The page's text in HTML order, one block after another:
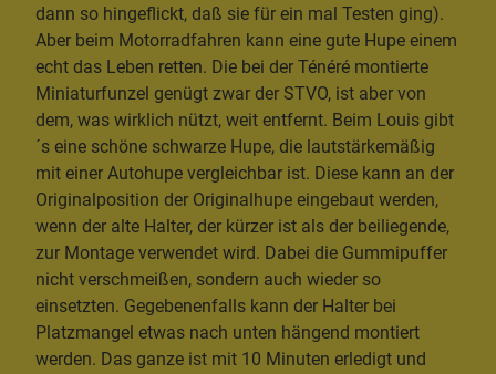
dann so hingeflickt, daß sie für ein mal Testen ging).
Aber beim Motorradfahren kann eine gute Hupe einem
echt das Leben retten. Die bei der Ténéré montierte
Miniaturfunzel genügt zwar der STVO, ist aber von
dem, was wirklich nützt, weit entfernt. Beim Louis gibt
´s eine schöne schwarze Hupe, die lautstärkemäßig
mit einer Autohupe vergleichbar ist. Diese kann an der
Originalposition der Originalhupe eingebaut werden,
wenn der alte Halter, der kürzer ist als der beiliegende,
zur Montage verwendet wird. Dabei die Gummipuffer
nicht verschmeißen, sondern auch wieder so
einsetzten. Gegebenenfalls kann der Halter bei
Platzmangel etwas nach unten hängend montiert
werden. Das ganze ist mit 10 Minuten erledigt und